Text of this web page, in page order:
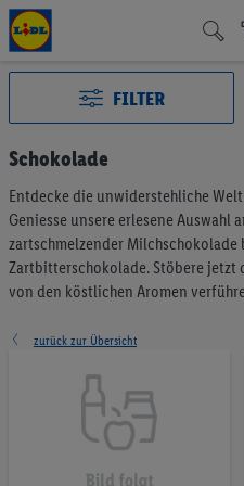
Schokolade
Entdecke die unwiderstehliche
Geniesse unsere erlesene Auswahl
zartschmelzender
Zartbitterschokolade. Stöbere jetzt
von den köstlichen Aromen
zurück zur Übersicht
FILTER
Alle Kategorien 2999
Aktuelle Aktionen 128
Qualité Suisse 440
Fairtrade 41
Vegan & Vegetarisch
Brot & Backwaren
Müesli & Brotaufstrich
Kaffee & Tee 75
Milchprodukte & Eier